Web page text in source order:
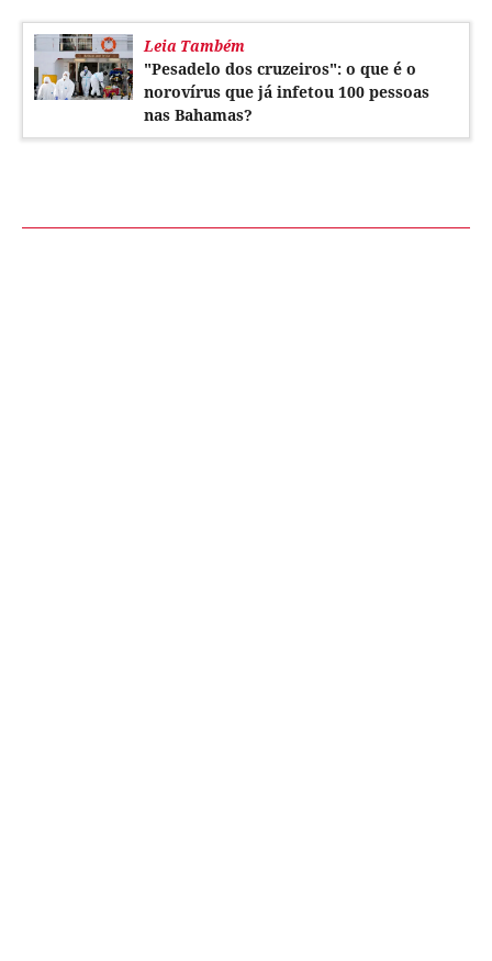
Leia Também
"Pesadelo dos cruzeiros": o que é o
norovírus que já infetou 100 pessoas
nas Bahamas?